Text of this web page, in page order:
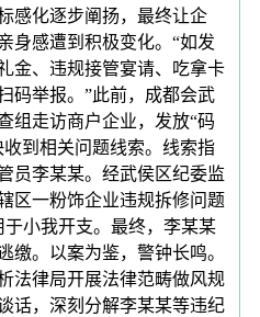
感化逐步阐扬，最终让企
身感遭到积极变化。“如发
金、违规接管宴请、吃拿卡
码举报。”此前，成都会武
组走访商户企业，发放“码
收到相关问题线索。线索指
员李某某。经武侯区纪委监
区一粉饰企业违规拆修问题
于小我开支。最终，李某某
缴。以案为鉴，警钟长鸣。
法律局开展法律范畴做风规
话，深刻分解李某某等违纪